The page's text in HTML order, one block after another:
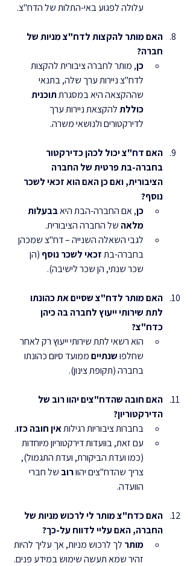
עלולה לפגוע באי-התלות של הדח"צ.
האם מותר להקצות לדח"צ מניות של
חברה?
כן, מותר לחברה ציבורית להקצות
לדח"צ ניירות ערך שלה, בתנאי
שההקצאה היא במסגרת תוכנית
כוללת להקצאת ניירות ערך
לדירקטורים ולנושאי משרה.
האם דח"צ יכול לכהן כדירקטור
בחברה-בת פרטית של החברה
הציבורית, ואם כן האם הוא זכאי לשכר
נוסף?
כן, אם החברה-הבת היא בבעלות
מלאה של החברה הציבורית.
לגבי השאלה השנייה – דח"צ שמכהן
בחברה-בת זכאי לשכר נוסף (הן
שכר שנתי, הן שכר לישיבה).
האם מותר לדח"צ שסיים את כהונתו
לתת שירותי ייעוץ לחברה בה כיהן
כדח"צ?
הוא רשאי לתת שירותי ייעוץ רק לאחר
שחלפו שנתיים ממועד סיום כהונתו
בחברה (תקופת צינון).
האם חובה שהדח"צים יהוו רוב של
הדירקטוריון?
בחברות ציבוריות רגילות אין חובה כזו.
עם זאת, בוועדות דירקטוריון מיוחדות
(כמו ועדת הביקורת, ועדת התגמול),
צריך שהדח"צים יהוו רוב של חברי
הוועדה.
האם כדח"צ מותר לי לרכוש מניות של
החברה, האם עליי לדווח על-כך?
מותר לך לרכוש מניות, אך עליך להיות
זהיר שמא תעשה שימוש במידע פנים.